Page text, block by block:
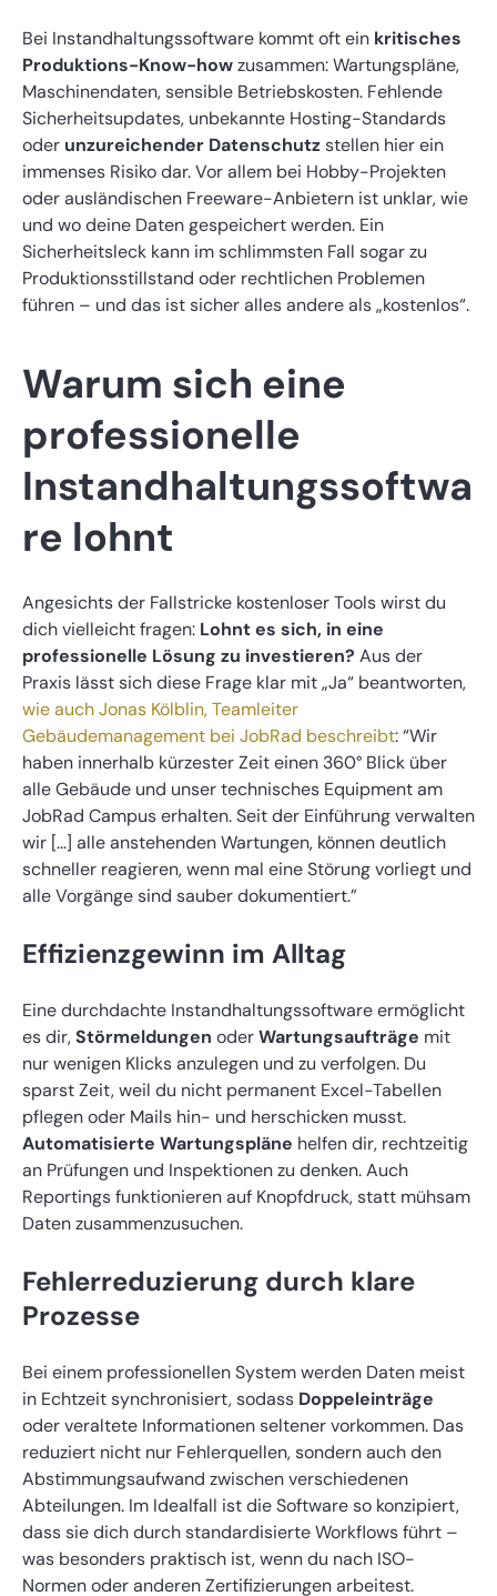
Bei Instandhaltungssoftware kommt oft ein kritisches
Produktions-Know-howzusammen: Wartungspläne,
Maschinendaten, sensible Betriebskosten. Fehlende
Sicherheitsupdates, unbekannte Hosting-Standards
oder unzureichender Datenschutzstellen hier ein
immenses Risiko dar. Vor allem bei Hobby-Projekten
oder ausländischen Freeware-Anbietern ist unklar, wie
und wo deine Daten gespeichert werden. Ein
Sicherheitsleck kann im schlimmsten Fall sogar zu
Produktionsstillstand oder rechtlichen Problemen
führen – und das ist sicher alles andere als „kostenlos“.
Warum sich eine
professionelle
Instandhaltungssoftwa
re lohnt
Angesichts der Fallstricke kostenloser Tools wirst du
dich vielleicht fragen: Lohnt es sich, in eine
professionelle Lösung zu investieren? Aus der
Praxis lässt sich diese Frage klar mit „Ja“ beantworten,
wie auch Jonas Kölblin, Teamleiter
Gebäudemanagement bei JobRad beschreibt: “Wir
haben innerhalb kürzester Zeit einen 360° Blick über
alle Gebäude und unser technisches Equipment am
JobRad Campus erhalten. Seit der Einführung verwalten
wir […] alle anstehenden Wartungen, können deutlich
schneller reagieren, wenn mal eine Störung vorliegt und
alle Vorgänge sind sauber dokumentiert.”
Effizienzgewinn im Alltag
Eine durchdachte Instandhaltungssoftware ermöglicht
es dir,Störmeldungen oderWartungsaufträge mit
nur wenigen Klicks anzulegen und zu verfolgen. Du
sparst Zeit, weil du nicht permanent Excel-Tabellen
pflegen oder Mails hin- und herschicken musst.
Automatisierte Wartungspläne helfen dir, rechtzeitig
an Prüfungen und Inspektionen zu denken. Auch
Reportings funktionieren auf Knopfdruck, statt mühsam
Daten zusammenzusuchen.
Fehlerreduzierung durch klare
Prozesse
Bei einem professionellen System werden Daten meist
in Echtzeit synchronisiert, sodass Doppeleinträge
oder veraltete Informationen seltener vorkommen. Das
reduziert nicht nur Fehlerquellen, sondern auch den
Abstimmungsaufwand zwischen verschiedenen
Abteilungen. Im Idealfall ist die Software so konzipiert,
dass sie dich durch standardisierte Workflows führt –
was besonders praktisch ist, wenn du nach ISO-
Normen oder anderen Zertifizierungen arbeitest.